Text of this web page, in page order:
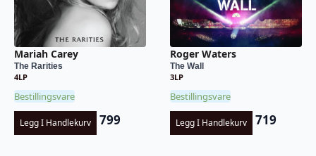
Mariah Carey
The Rarities
4LP
Bestillingsvare
Legg I Handlekurv 799
Roger Waters
The Wall
3LP
Bestillingsvare
Legg I Handlekurv 719